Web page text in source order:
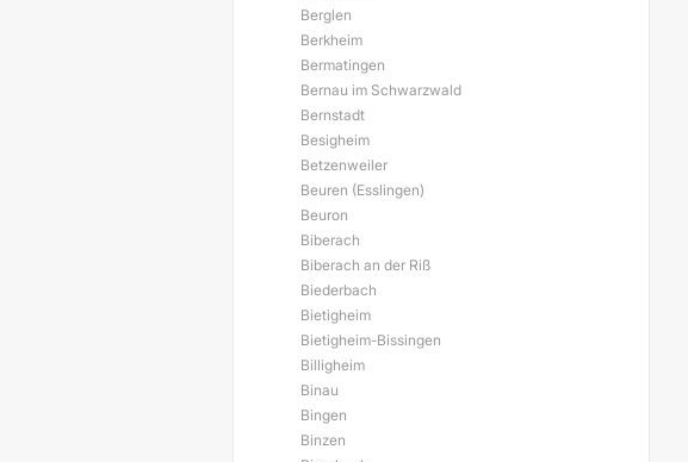
Berglen
Berkheim
Bermatingen
Bernau im Schwarzwald
Bernstadt
Besigheim
Betzenweiler
Beuren (Esslingen)
Beuron
Biberach
Biberach an der Riß
Biederbach
Bietigheim
Bietigheim-Bissingen
Billigheim
Binau
Bingen
Binzen